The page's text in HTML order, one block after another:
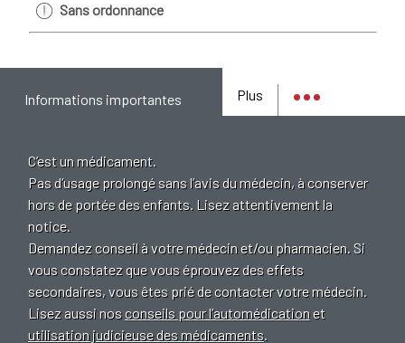
Sans ordonnance
Plus
Informations importantes
C’est un médicament.
Pas d’usage prolongé sans l’avis du médecin, à conserver
hors de portée des enfants. Lisez attentivement la
notice.
Demandez conseil à votre médecin et/ou pharmacien. Si
vous constatez que vous éprouvez des effets
secondaires, vous êtes prié de contacter votre médecin.
Lisez aussi nos conseils pour l’automédicationet
utilisation judicieuse des médicaments.